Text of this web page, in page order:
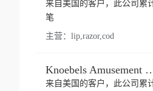
来自美国的客户，此公司累
笔
主营： lip,razor,cod
Knoebels
来自美国的客户，此公司累